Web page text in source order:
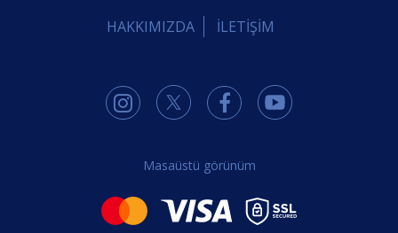
HAKKIMIZDA İLETİŞİM
Masaüstü görünüm